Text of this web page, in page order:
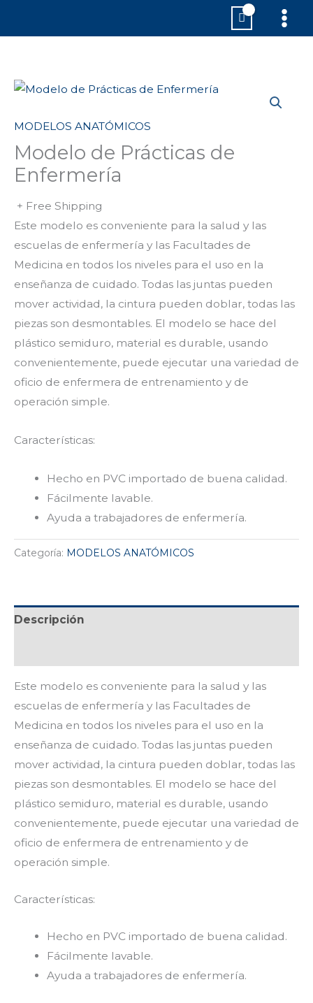
MODELOS ANATÓMICOS
Modelo de Prácticas de
Enfermería
+ Free Shipping
Este modelo es conveniente para la salud y las
escuelas de enfermería y las Facultades de
Medicina en todos los niveles para el uso en la
enseñanza de cuidado. Todas las juntas pueden
mover actividad, la cintura pueden doblar, todas las
piezas son desmontables. El modelo se hace del
plástico semiduro, material es durable, usando
convenientemente, puede ejecutar una variedad de
oficio de enfermera de entrenamiento y de
operación simple.
Características:
Hecho en PVC importado de buena calidad.
Fácilmente lavable.
Ayuda a trabajadores de enfermería.
Categoría: MODELOS ANATÓMICOS
Descripción
Este modelo es conveniente para la salud y las
escuelas de enfermería y las Facultades de
Medicina en todos los niveles para el uso en la
enseñanza de cuidado. Todas las juntas pueden
mover actividad, la cintura pueden doblar, todas las
piezas son desmontables. El modelo se hace del
plástico semiduro, material es durable, usando
convenientemente, puede ejecutar una variedad de
oficio de enfermera de entrenamiento y de
operación simple.
Características:
Hecho en PVC importado de buena calidad.
Fácilmente lavable.
Ayuda a trabajadores de enfermería.